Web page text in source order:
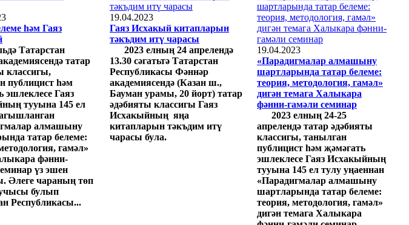
һәм Гаяз
Татарстан
татар
классигы,
публицист һәм
эшлеклесе Гаяз
тууына 145 ел
алмашыну
татар белеме:
гамәл»
фәнни-
үз эшен
Әлеге чараның төп
булып
Республикасы...
19.04.2023
Гаяз Исхакый китапларын
тәкъдим итү чарасы
2023 елның 24 апрелендә
13.30 сәгатьтә Татарстан
Республикасы Фәннәр
академиясендә (Казан ш.,
Бауман урамы, 20 йорт) татар
әдәбияты классигы Гаяз
Исхакыйның яңа
китапларын тәкъдим итү
чарасы була.
19.04.2023
«Парадигмалар алмашыну
шартларында татар белеме:
теория, методология, гамәл»
дигән темага Халыкара
фәнни-гамәли семинар
2023 елның 24-25
апрелендә татар әдәбияты
классигы, танылган
публицист һәм җәмәгать
эшлеклесе Гаяз Исхакыйның
тууына 145 ел тулу уңаеннан
«Парадигмалар алмашыну
шартларында татар белеме:
теория, методология, гамәл»
дигән темага Халыкара